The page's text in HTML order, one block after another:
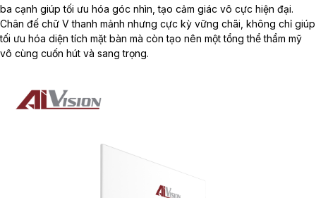
ba cạnh giúp tối ưu hóa góc nhìn, tạo cảm giác vô cực hiện đại.
Chân đế chữ V thanh mảnh nhưng cực kỳ vững chãi, không chỉ giúp
tối ưu hóa diện tích mặt bàn mà còn tạo nên một tổng thể thẩm mỹ
vô cùng cuốn hút và sang trọng.